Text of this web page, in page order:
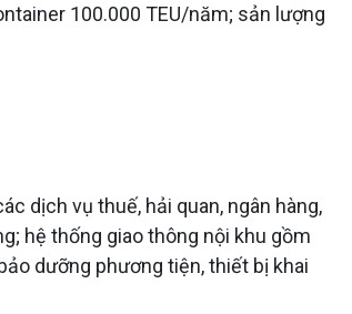
100.000 TEU/năm; sản lượng
dịch vụ thuế, hải quan, ngân hàng,
hệ thống giao thông nội khu gồm
dưỡng phương tiện, thiết bị khai